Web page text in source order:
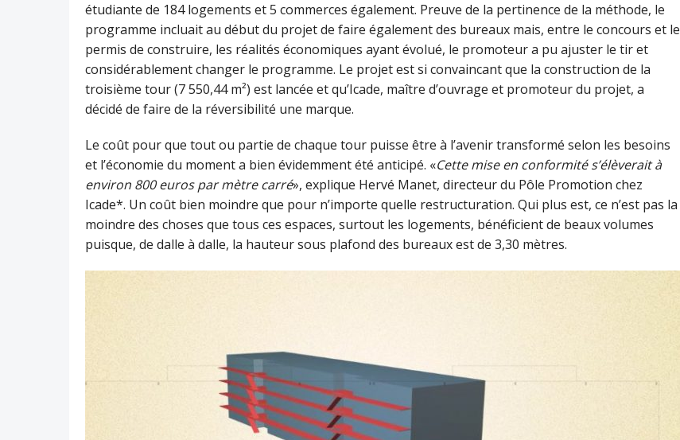
étudiante de 184 logements et 5 commerces également. Preuve de la pertinence de la méthode, le
programme incluait au début du projet de faire également des bureaux mais, entre le concours et le
permis de construire, les réalités économiques ayant évolué, le promoteur a pu ajuster le tir et
considérablement changer le programme. Le projet est si convaincant que la construction de la
troisième tour (7 550,44 m²) est lancée et qu’Icade, maître d’ouvrage et promoteur du projet, a
décidé de faire de la réversibilité une marque.
Le coût pour que tout ou partie de chaque tour puisse être à l’avenir transformé selon les besoins
et l’économie du moment a bien évidemment été anticipé. «Cette mise en conformité s’élèverait à
environ 800 euros par mètre carré», explique Hervé Manet, directeur du Pôle Promotion chez
Icade*. Un coût bien moindre que pour n’importe quelle restructuration. Qui plus est, ce n’est pas la
moindre des choses que tous ces espaces, surtout les logements, bénéficient de beaux volumes
puisque, de dalle à dalle, la hauteur sous plafond des bureaux est de 3,30 mètres.